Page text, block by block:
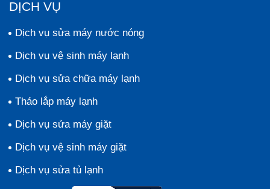
DỊCH VỤ
Dịch vụ sửa máy nước nóng
Dịch vụ vệ sinh máy lạnh
Dịch vụ sửa chữa máy lạnh
Tháo lắp máy lạnh
Dịch vụ sửa máy giặt
Dịch vụ vệ sinh máy giặt
Dịch vụ sửa tủ lạnh